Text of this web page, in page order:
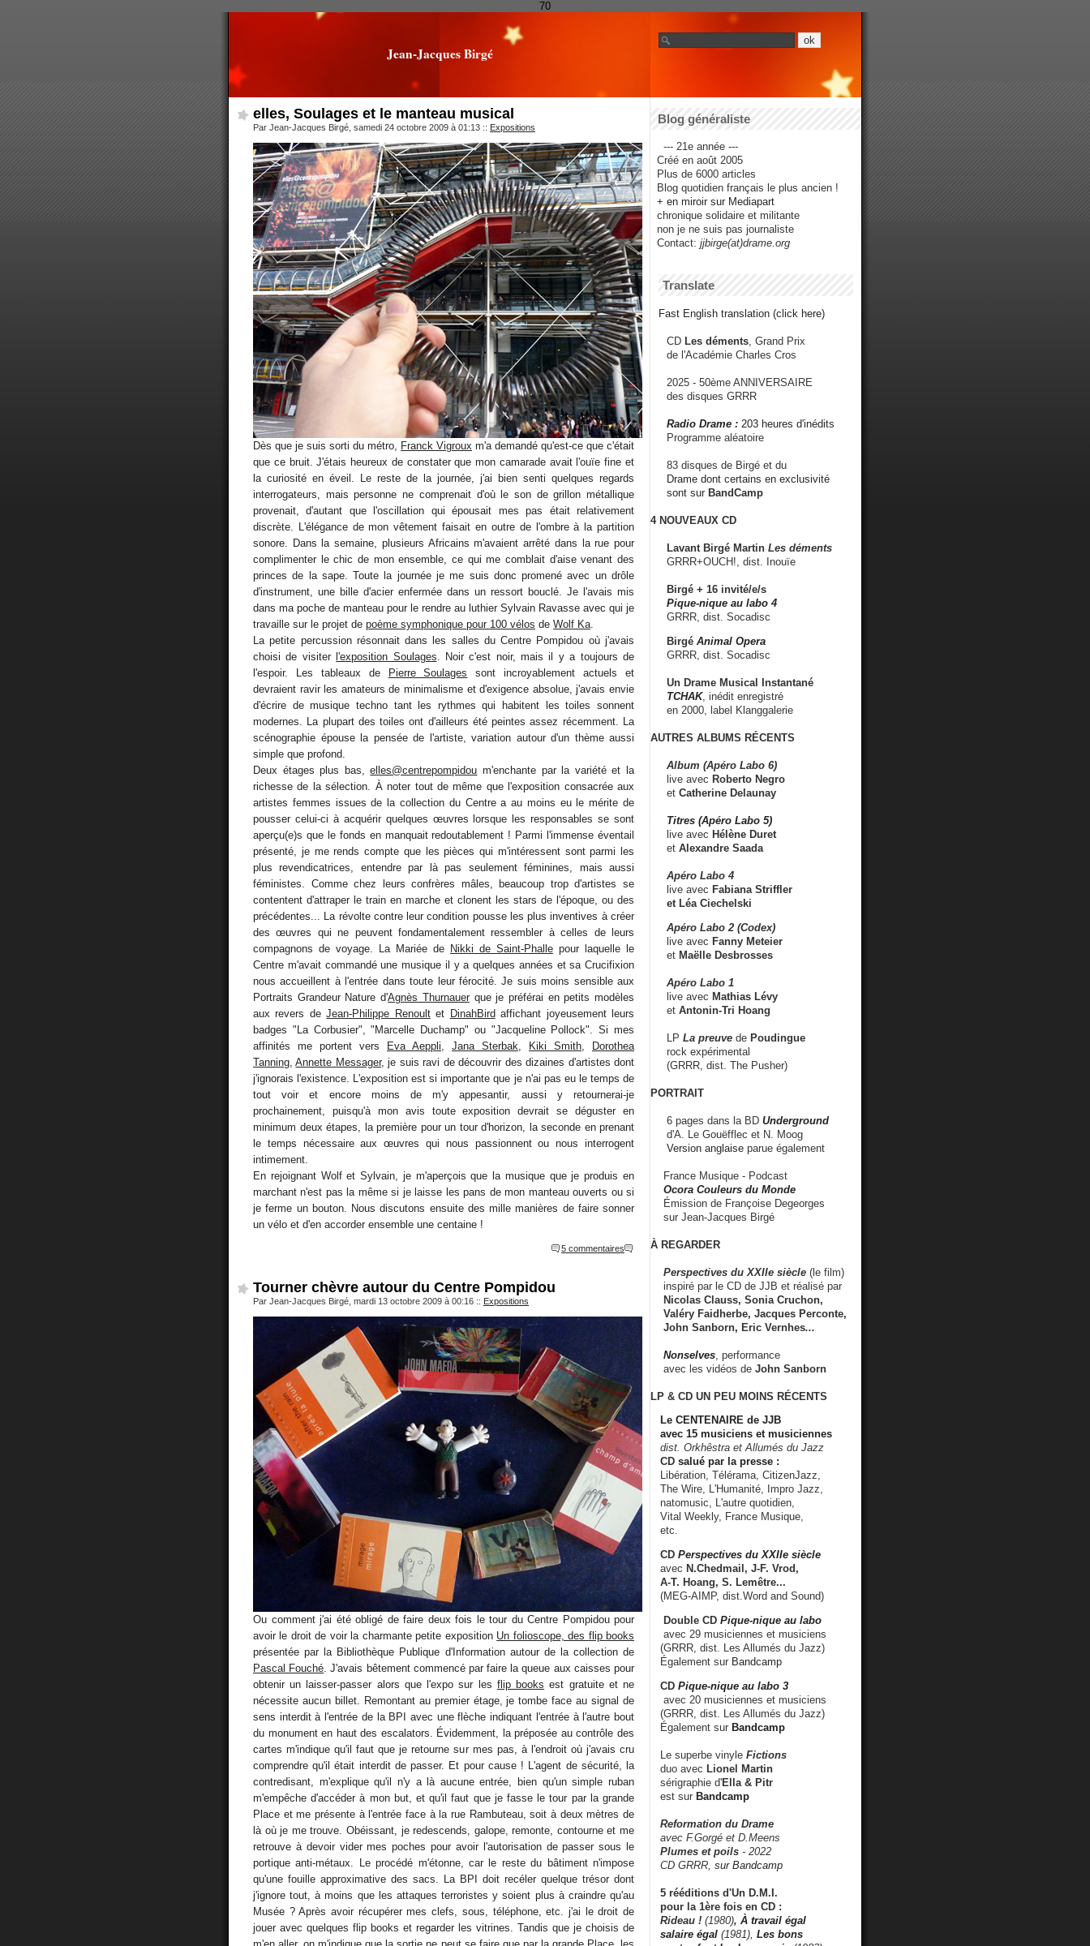
70
Jean-Jacques Birgé
elles, Soulages et le manteau musical
Par Jean-Jacques Birgé, samedi 24 octobre 2009 à 01:13 :: Expositions
Dès que je suis sorti du métro, Franck Vigroux m'a demandé qu'est-ce que c'était
que ce bruit. J'étais heureux de constater que mon camarade avait l'ouïe fine et
la curiosité en éveil. Le reste de la journée, j'ai bien senti quelques regards
interrogateurs, mais personne ne comprenait d'où le son de grillon métallique
provenait, d'autant que l'oscillation qui épousait mes pas était relativement
discrète. L'élégance de mon vêtement faisait en outre de l'ombre à la partition
sonore. Dans la semaine, plusieurs Africains m'avaient arrêté dans la rue pour
complimenter le chic de mon ensemble, ce qui me comblait d'aise venant des
princes de la sape. Toute la journée je me suis donc promené avec un drôle
d'instrument, une bille d'acier enfermée dans un ressort bouclé. Je l'avais mis
dans ma poche de manteau pour le rendre au luthier Sylvain Ravasse avec qui je
travaille sur le projet de poème symphonique pour 100 vélos de Wolf Ka
La petite percussion résonnait dans les salles du Centre Pompidou où j'avais
choisi de visiter l'exposition Soulages . Noir c'est noir, mais il y a toujours de
l'espoir. Les tableaux de
Pierre Soulages sont incroyablement actuels et
devraient ravir les amateurs de minimalisme et d'exigence absolue, j'avais envie
d'écrire de musique techno tant les rythmes qui habitent les toiles sonnent
modernes. La plupart des toiles ont d'ailleurs été peintes assez récemment. La
scénographie épouse la pensée de l'artiste, variation autour d'un thème aussi
simple que profond.
Deux étages plus bas,elles@centrepompidou m'enchante par la variété et la
richesse de la sélection. À noter tout de même que l'exposition consacrée aux
artistes femmes issues de la collection du Centre a au moins eu le mérite de
pousser celui-ci à acquérir quelques œuvres lorsque les responsables se sont
aperçu(e)s que le fonds en manquait redoutablement ! Parmi l'immense éventail
présenté, je me rends compte que les pièces qui m'intéressent sont parmi les
plus revendicatrices, entendre par là pas seulement féminines, mais aussi
féministes. Comme chez leurs confrères mâles, beaucoup trop d'artistes se
contentent d'attraper le train en marche et clonent les stars de l'époque, ou des
précédentes... La révolte contre leur condition pousse les plus inventives à créer
des œuvres qui ne peuvent fondamentalement ressembler à celles de leurs
compagnons de voyage. La Mariée de Nikki de Saint-Phalle pour laquelle le
Centre m'avait commandé une musique il y a quelques années et sa Crucifixion
nous accueillent à l'entrée dans toute leur férocité. Je suis moins sensible aux
Portraits Grandeur Nature d'Agnès Thurnauerque je préférai en petits modèles
aux revers deJean-Philippe Renoultet DinahBird affichant joyeusement leurs
badges "La Corbusier", "Marcelle Duchamp" ou "Jacqueline Pollock". Si mes
affinités me portent vers
Eva Aeppli Jana Sterbak Kiki Smith
Dorothea
Tanning ,Annette Messager, je suis ravi de découvrir des dizaines d'artistes dont
j'ignorais l'existence. L'exposition est si importante que je n'ai pas eu le temps de
tout voir et encore moins de m'y appesantir, aussi y retournerai-je
prochainement, puisqu'à mon avis toute exposition devrait se déguster en
minimum deux étapes, la première pour un tour d'horizon, la seconde en prenant
le temps nécessaire aux œuvres qui nous passionnent ou nous interrogent
intimement.
En rejoignant Wolf et Sylvain, je m'aperçois que la musique que je produis en
marchant n'est pas la même si je laisse les pans de mon manteau ouverts ou si
je ferme un bouton. Nous discutons ensuite des mille manières de faire sonner
un vélo et d'en accorder ensemble une centaine !
5 commentaires
Tourner chèvre autour du Centre Pompidou
Par Jean-Jacques Birgé, mardi 13 octobre 2009 à 00:16 :: Expositions
Ou comment j'ai été obligé de faire deux fois le tour du Centre Pompidou pour
avoir le droit de voir la charmante petite exposition Un folioscope, des flip books
présentée par la Bibliothèque Publique d'Information autour de la collection de
Pascal Fouché. J'avais bêtement commencé par faire la queue aux caisses pour
obtenir un laisser-passer alors que l'expo sur les flip books est gratuite et ne
nécessite aucun billet. Remontant au premier étage, je tombe face au signal de
sens interdit à l'entrée de la BPI avec une flèche indiquant l'entrée à l'autre bout
du monument en haut des escalators. Évidemment, la préposée au contrôle des
cartes m'indique qu'il faut que je retourne sur mes pas, à l'endroit où j'avais cru
comprendre qu'il était interdit de passer. Et pour cause ! L'agent de sécurité, la
contredisant, m'explique qu'il n'y a là aucune entrée, bien qu'un simple ruban
m'empêche d'accéder à mon but, et qu'il faut que je fasse le tour par la grande
Place et me présente à l'entrée face à la rue Rambuteau, soit à deux mètres de
là où je me trouve. Obéissant, je redescends, galope, remonte, contourne et me
retrouve à devoir vider mes poches pour avoir l'autorisation de passer sous le
portique anti-métaux. Le procédé m'étonne, car le reste du bâtiment n'impose
qu'une fouille approximative des sacs. La BPI doit recéler quelque trésor dont
j'ignore tout, à moins que les attaques terroristes y soient plus à craindre qu'au
Musée ? Après avoir récupérer mes clefs, sous, téléphone, etc. j'ai le droit de
jouer avec quelques flip books et regarder les vitrines. Tandis que je choisis de
Blog généraliste
--- 21e année ---
Créé en août 2005
Plus de 6000 articles
Blog quotidien français le plus ancien !
+ en miroir sur Mediapart
chronique solidaire et militante
non je ne suis pas journaliste
Contact: jjbirge(at)drame.org
Translate
Fast English translation (click here)
CD Les déments , Grand Prix
de l'Académie Charles Cros
2025 - 50ème ANNIVERSAIRE
des disques GRRR
Radio Drame : 203 heures d'inédits
Programme aléatoire
83 disques de Birgé et du
Drame dont certains en exclusivité
sont sur BandCamp
4 NOUVEAUX CD
Lavant Birgé Martin Les déments
GRRR+OUCH!, dist. Inouïe
Birgé + 16 invité/e/s
Pique-nique au labo 4
GRRR, dist. Socadisc
Birgé Animal Opera
GRRR, dist. Socadisc
Un Drame Musical Instantané
TCHAK, inédit enregistré
en 2000, label Klanggalerie
AUTRES ALBUMS RÉCENTS
Album (Apéro Labo 6)
live avec Roberto Negro
et Catherine Delaunay
Titres (Apéro Labo 5)
live avec Hélène Duret
et Alexandre Saada
Apéro Labo 4
live avec Fabiana Striffler
et Léa Ciechelski
Apéro Labo 2 (Codex)
live avec Fanny Meteier
et Maëlle Desbrosses
Apéro Labo 1
live avec Mathias Lévy
et Antonin-Tri Hoang
LP La preuve de Poudingue
rock expérimental
(GRRR, dist. The Pusher)
PORTRAIT
6 pages dans la BD Underground
d'A. Le Gouëfflec et N. Moog
Version anglaise parue également
France Musique - Podcast
Ocora Couleurs du Monde
Émission de Françoise Degeorges
sur Jean-Jacques Birgé
À REGARDER
Perspectives du XXIIe siècle (le film)
inspiré par le CD de JJB et réalisé par
Nicolas Clauss, Sonia Cruchon,
Valéry Faidherbe, Jacques Perconte,
John Sanborn, Eric Vernhes...
Nonselves , performance
avec les vidéos de John Sanborn
LP & CD UN PEU MOINS RÉCENTS
Le CENTENAIRE de JJB
avec 15 musiciens et musiciennes
dist. Orkhêstra et Allumés du Jazz
CD salué par la presse :
Libération, Télérama, CitizenJazz,
The Wire, L'Humanité, Impro Jazz,
natomusic, L'autre quotidien,
Vital Weekly, France Musique,
etc.
CD Perspectives du XXIIe siècle
avec N.Chedmail, J-F. Vrod,
A-T. Hoang, S. Lemêtre...
(MEG-AIMP, dist.Word and Sound)
Double CD Pique-nique au labo
avec 29 musiciennes et musiciens
(GRRR, dist. Les Allumés du Jazz)
Également sur Bandcamp
CD Pique-nique au labo 3
avec 20 musiciennes et musiciens
(GRRR, dist. Les Allumés du Jazz)
Également sur Bandcamp
Le superbe vinyle Fictions
duo avec Lionel Martin
sérigraphie d'Ella & Pitr
est sur Bandcamp
Reformation du Drame
avec F.Gorgé et D.Meens
Plumes et poils - 2022
CD GRRR, sur Bandcamp
5 rééditions d'Un D.M.I.
pour la 1ère fois en CD :
Rideau ! (1980), À travail égal
salaire égal (1981), Les bons